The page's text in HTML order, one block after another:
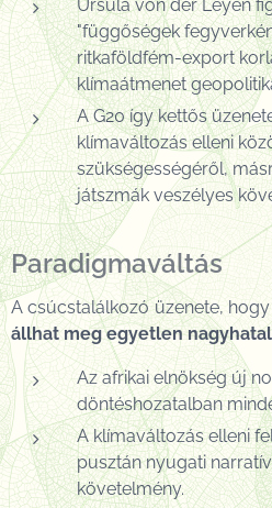
Ursula von der Leyen
"függőségek
ritkaföldfém-export
klímaátmenet
A G20 így kettős
klímaváltozás elleni
szükségességéről,
játszmák veszélyes
Paradigmaváltás
A csúcstalálkozó üzenete,
állhat meg egyetlen
Az afrikai elnökség új
döntéshozatalban
A klímaváltozás elleni
pusztán nyugati
követelmény.